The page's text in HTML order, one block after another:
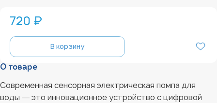
О товаре
Современная сенсорная электрическая помпа для
воды ― это инновационное устройство с цифровой
720 ₽
В корзину